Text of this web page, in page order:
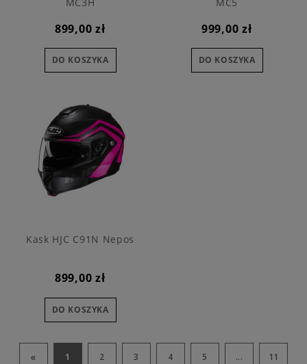
899,00 zł
DO KOSZYKA
999,00 zł
DO KOSZYKA
Kask HJC C91N Nepos
899,00 zł
DO KOSZYKA
« 1 2 3 4 5 ... 11